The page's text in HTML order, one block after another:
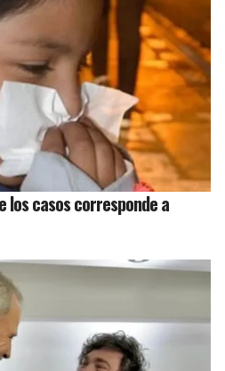
los casos corresponde a